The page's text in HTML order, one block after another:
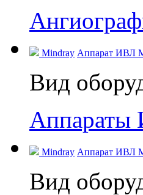
Mindray Аппарат ИВЛ
Вид
Mindray Аппарат ИВЛ
Вид